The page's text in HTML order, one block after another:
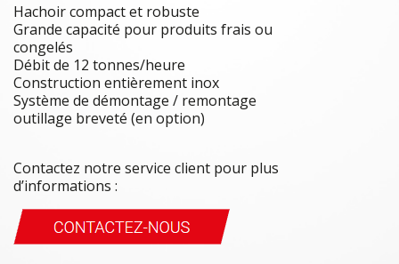
Hachoir compact et robuste
Grande capacité pour produits frais ou
congelés
Débit de 12 tonnes/heure
Construction entièrement inox
Système de démontage / remontage
outillage breveté (en option)
Contactez notre service client pour plus
d’informations :